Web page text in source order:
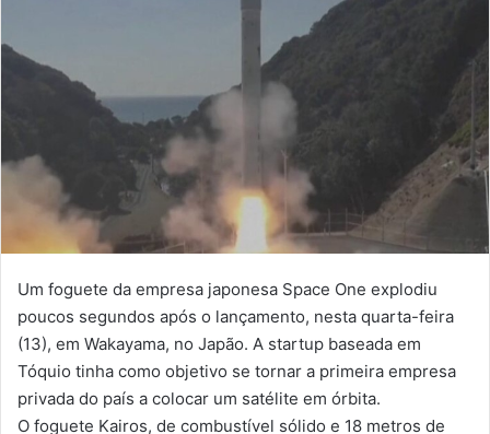
Um foguete da empresa japonesa Space One explodiu
poucos segundos após o lançamento, nesta quarta-feira
(13), em Wakayama, no Japão. A startup baseada em
Tóquio tinha como objetivo se tornar a primeira empresa
privada do país a colocar um satélite em órbita.
O foguete Kairos, de combustível sólido e 18 metros de